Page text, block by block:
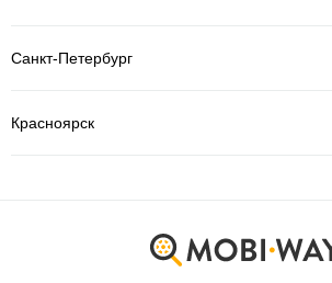
Санкт-Петербург
Красноярск